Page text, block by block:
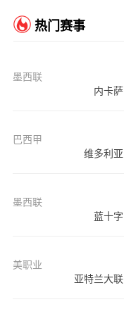
热门赛事
墨西联
内卡萨
巴西甲
维多利亚
墨西联
蓝十字
美职业
亚特兰大联